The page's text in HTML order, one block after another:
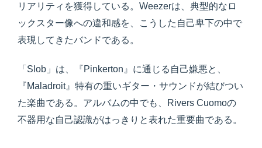
リアリティを獲得している。Weezerは、典型的なロ
ックスター像への違和感を、こうした自己卑下の中で
表現してきたバンドである。
「Slob」は、『Pinkerton』に通じる自己嫌悪と、
『Maladroit』特有の重いギター・サウンドが結びつい
た楽曲である。アルバムの中でも、Rivers Cuomoの
不器用な自己認識がはっきりと表れた重要曲である。